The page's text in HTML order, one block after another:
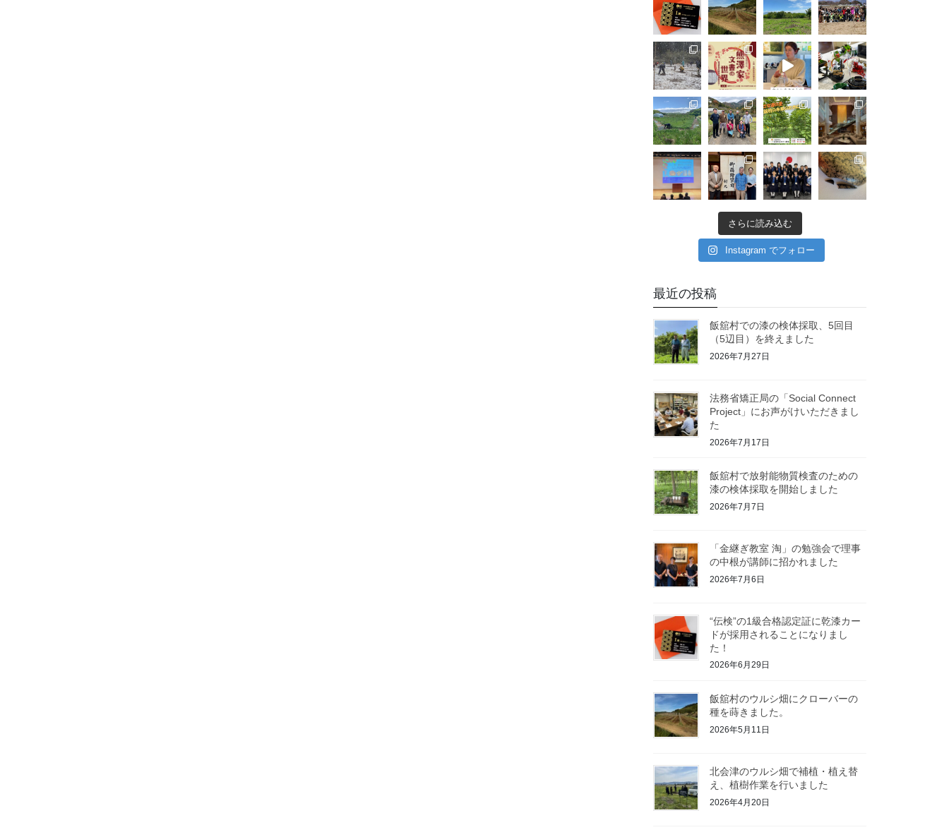
さらに読み込む
Instagram でフォロー
最近の投稿
飯舘村での漆の検体採取、5回目
（5辺目）を終えました
2026年7月27日
法務省矯正局の「Social Connect
Project」にお声がけいただきまし
た
2026年7月17日
飯舘村で放射能物質検査のための
漆の検体採取を開始しました
2026年7月7日
「金継ぎ教室 淘」の勉強会で理事
の中根が講師に招かれました
2026年7月6日
“伝検”の1級合格認定証に乾漆カー
ドが採用されることになりまし
た！
2026年6月29日
飯舘村のウルシ畑にクローバーの
種を蒔きました。
2026年5月11日
北会津のウルシ畑で補植・植え替
え、植樹作業を行いました
2026年4月20日